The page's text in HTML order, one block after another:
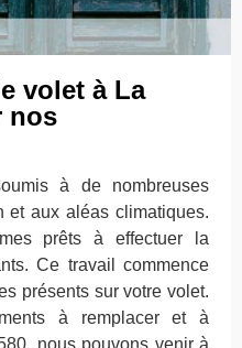
volet à La
nos
à de nombreuses
et aux aléas climatiques.
prêts à effectuer la
Ce travail commence
présents sur votre volet.
à remplacer et à
nous pouvons venir à